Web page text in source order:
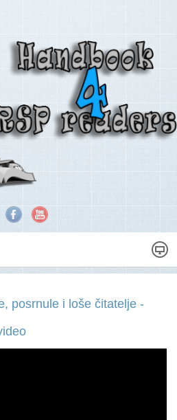
posrnule i loše čitatelje -